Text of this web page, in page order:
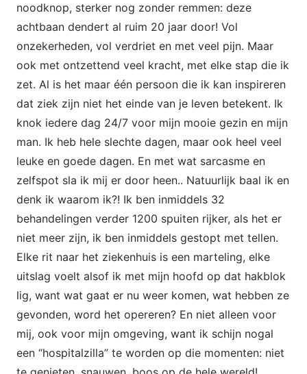
noodknop, sterker nog zonder remmen: deze
achtbaan dendert al ruim 20 jaar door! Vol
onzekerheden, vol verdriet en met veel pijn. Maar
ook met ontzettend veel kracht, met elke stap die ik
zet. Al is het maar één persoon die ik kan inspireren
dat ziek zijn niet het einde van je leven betekent. Ik
knok iedere dag 24/7 voor mijn mooie gezin en mijn
man. Ik heb hele slechte dagen, maar ook heel veel
leuke en goede dagen. En met wat sarcasme en
zelfspot sla ik mij er door heen.. Natuurlijk baal ik en
denk ik waarom ik?! Ik ben inmiddels 32
behandelingen verder 1200 spuiten rijker, als het er
niet meer zijn, ik ben inmiddels gestopt met tellen.
Elke rit naar het ziekenhuis is een marteling, elke
uitslag voelt alsof ik met mijn hoofd op dat hakblok
lig, want wat gaat er nu weer komen, wat hebben ze
gevonden, word het opereren? En niet alleen voor
mij, ook voor mijn omgeving, want ik schijn nogal
een “hospitalzilla” te worden op die momenten: niet